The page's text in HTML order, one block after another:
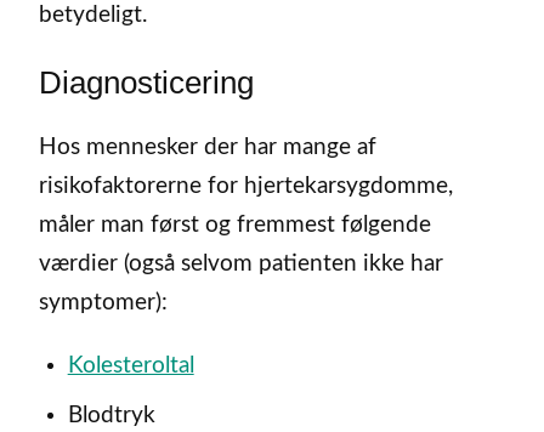
betydeligt.
Diagnosticering
Hos mennesker der har mange af
risikofaktorerne for hjertekarsygdomme,
måler man først og fremmest følgende
værdier (også selvom patienten ikke har
symptomer):
Kolesteroltal
Blodtryk